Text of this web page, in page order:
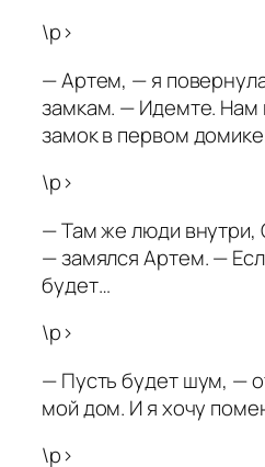
\p>
— Артем, — я
замкам. — Идемте. Нам
замок в первом
\p>
— Там же люди внутри,
— замялся Артем. —
будет…
\p>
— Пусть будет шум, —
мой дом. И я хочу
\p>